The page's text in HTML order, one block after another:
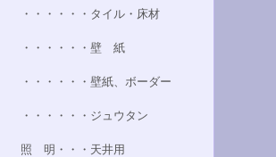
・・・・・・タイル・床材
・・・・・・壁 紙
・・・・・・壁紙、ボーダー
・・・・・・ジュウタン
照 明・・・天井用